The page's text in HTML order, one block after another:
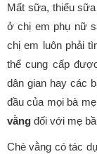
Mất sữa, thiếu
ở chị em phụ nữ
chị em luôn phải
thể cung cấp
dân gian hay các
đầu của mọi bà
vằng đối với mẹ
Chè vằng có tác